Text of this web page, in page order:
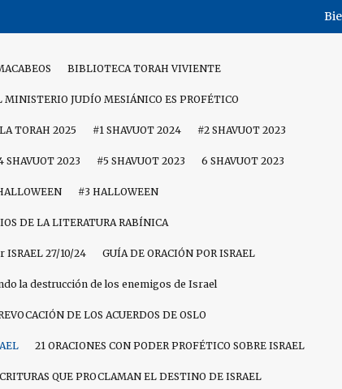
BIBLIOTECA TORAH VIVIENTE
MINISTERIO JUDÍO MESIÁNICO ES PROFÉTICO
TORAH 2025 #1 SHAVUOT 2024 #2 SHAVUOT 2023
SHAVUOT 2023 #5 SHAVUOT 2023 6 SHAVUOT 2023
#3 HALLOWEEN
DE LA LITERATURA RABÍNICA
27/10/24 GUÍA DE ORACIÓN POR ISRAEL
la destrucción de los enemigos de Israel
DE LOS ACUERDOS DE OSLO
21 ORACIONES CON PODER PROFÉTICO SOBRE ISRAEL
QUE PROCLAMAN EL DESTINO DE ISRAEL